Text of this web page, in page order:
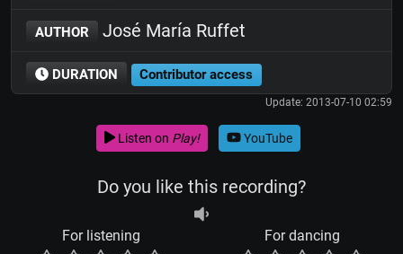
AUTHOR José María Ruffet
DURATION Contributor access
Update: 2013-07-10 02:59
Listen on Play! YouTube
Do you like this recording?
For listening For dancing